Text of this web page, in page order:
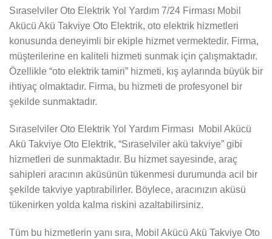
Sıraselviler Oto Elektrik Yol Yardım 7/24 Firması Mobil
Akücü Akü Takviye Oto Elektrik, oto elektrik hizmetleri
konusunda deneyimli bir ekiple hizmet vermektedir. Firma,
müşterilerine en kaliteli hizmeti sunmak için çalışmaktadır.
Özellikle “oto elektrik tamiri” hizmeti, kış aylarında büyük bir
ihtiyaç olmaktadır. Firma, bu hizmeti de profesyonel bir
şekilde sunmaktadır.
Sıraselviler Oto Elektrik Yol Yardım Firması Mobil Akücü
Akü Takviye Oto Elektrik, “Sıraselviler akü takviye” gibi
hizmetleri de sunmaktadır. Bu hizmet sayesinde, araç
sahipleri aracının aküsünün tükenmesi durumunda acil bir
şekilde takviye yaptırabilirler. Böylece, aracınızın aküsü
tükenirken yolda kalma riskini azaltabilirsiniz.
Tüm bu hizmetlerin yanı sıra, Mobil Akücü Akü Takviye Oto